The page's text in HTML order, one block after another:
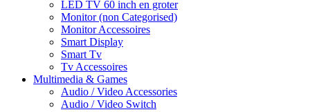
LED TV 60 inch en groter
Monitor (non Categorised)
Monitor Accessoires
Smart Display
Smart Tv
Tv Accessoires
Multimedia & Games
Audio / Video Accessories
Audio / Video Switch